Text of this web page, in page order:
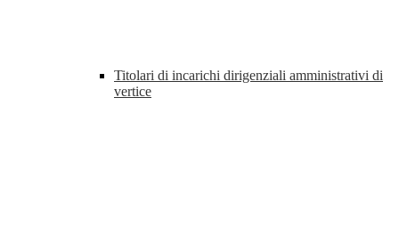
Titolari di incarichi dirigenziali amministrativi di
vertice